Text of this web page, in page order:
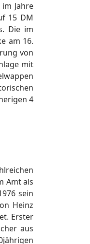
Jahre
15 DM
Die im
am 16.
von
mit
4
Amt als
sein
Heinz
Erster
aus